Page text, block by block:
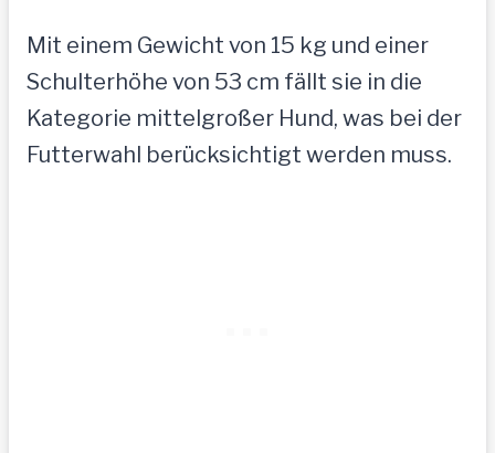
Mit einem Gewicht von 15 kg und einer
Schulterhöhe von 53 cm fällt sie in die
Kategorie mittelgroßer Hund, was bei der
Futterwahl berücksichtigt werden muss.